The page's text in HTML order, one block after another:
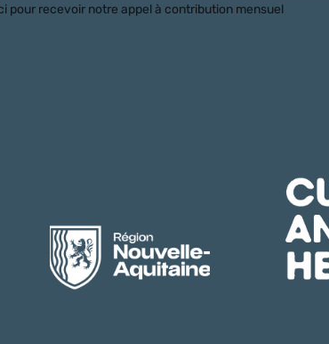
pour recevoir notre appel à contribution mensuel